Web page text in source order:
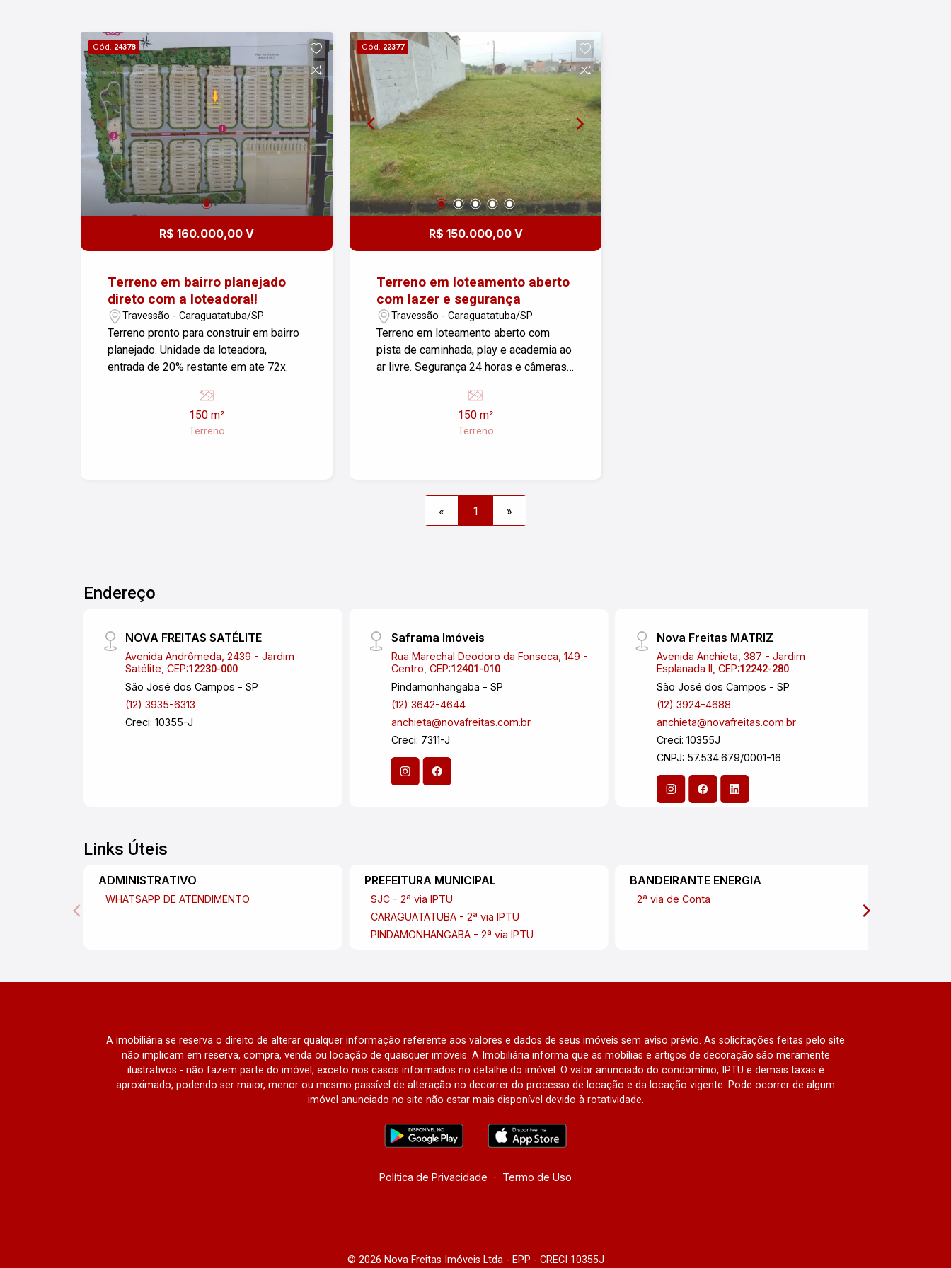
Cód. 24378
R$ 160.000,00 V
Terreno em bairro planejado
direto com a loteadora!!
Travessão - Caraguatatuba/SP
Terreno pronto para construir em bairro
planejado. Unidade da loteadora,
entrada de 20% restante em ate 72x.
150 m²
Terreno
Cód. 22377
R$ 150.000,00 V
Terreno em loteamento aberto
com lazer e segurança
Travessão - Caraguatatuba/SP
Terreno em loteamento aberto com
pista de caminhada, play e academia ao
ar livre. Segurança 24 horas e câmeras
construir, com ruas calçadas,
saneamento e iluminação pública.
150 m²
Terreno
« 1 »
Endereço
NOVA FREITAS SATÉLITE
Avenida Andrômeda, 2439 - Jardim
Satélite, CEP:12230-000
São José dos Campos - SP
(12) 3935-6313
Creci: 10355-J
Saframa Imóveis
Rua Marechal Deodoro da Fonseca, 149 -
Centro, CEP:12401-010
Pindamonhangaba - SP
(12) 3642-4644
anchieta@novafreitas.com.br
Creci: 7311-J
Nova Freitas MATRIZ
Avenida Anchieta, 387 - Jardim
Esplanada II, CEP:12242-280
São José dos Campos - SP
(12) 3924-4688
anchieta@novafreitas.com.br
Creci: 10355J
CNPJ: 57.534.679/0001-16
Links Úteis
ADMINISTRATIVO
WHATSAPP DE ATENDIMENTO
PREFEITURA MUNICIPAL
SJC - 2ª via IPTU
CARAGUATATUBA - 2ª via IPTU
PINDAMONHANGABA - 2ª via IPTU
BANDEIRANTE ENERGIA
2ª via de Conta
A imobiliária se reserva o direito de alterar qualquer informação referente aos valores e dados de seus imóveis sem aviso prévio. As solicitações feitas pelo site
não implicam em reserva, compra, venda ou locação de quaisquer imóveis. A Imobiliária informa que as mobílias e artigos de decoração são meramente
ilustrativos - não fazem parte do imóvel, exceto nos casos informados no detalhe do imóvel. O valor anunciado do condomínio, IPTU e demais taxas é
aproximado, podendo ser maior, menor ou mesmo passível de alteração no decorrer do processo de locação e da locação vigente. Pode ocorrer de algum
imóvel anunciado no site não estar mais disponível devido à rotatividade.
Política de Privacidade - Termo de Uso
© 2026 Nova Freitas Imóveis Ltda - EPP - CRECI 10355J